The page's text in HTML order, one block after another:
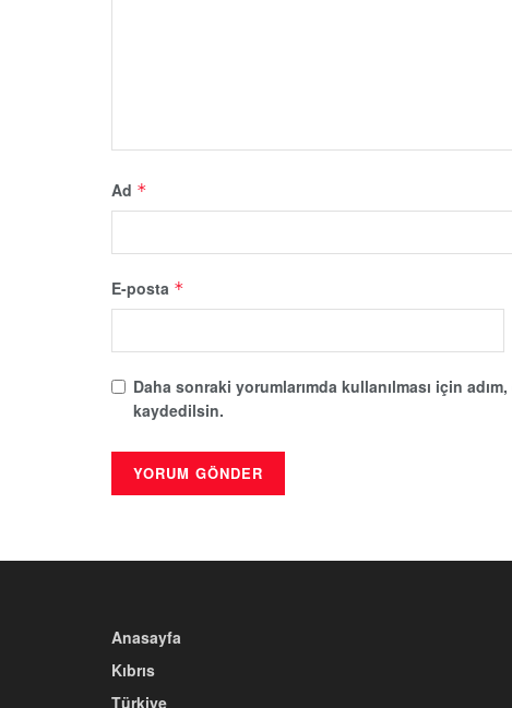
Ad *
E-posta *
Daha sonraki yorumlarımda kullanılması için
kaydedilsin.
Anasayfa
Kıbrıs
Türkiye